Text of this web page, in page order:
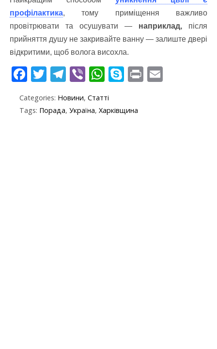
профілактика, тому приміщення важливо
провітрювати та осушувати — наприклад, після
прийняття душу не закривайте ванну — залиште двері
відкритими, щоб волога висохла.
F
e
b
T
itt
er
T
e
gr
Vi
er
W
at
s
S
y
p
Pr
Categories: Новини, Статті
Tags: Порада, Україна, Харківщина